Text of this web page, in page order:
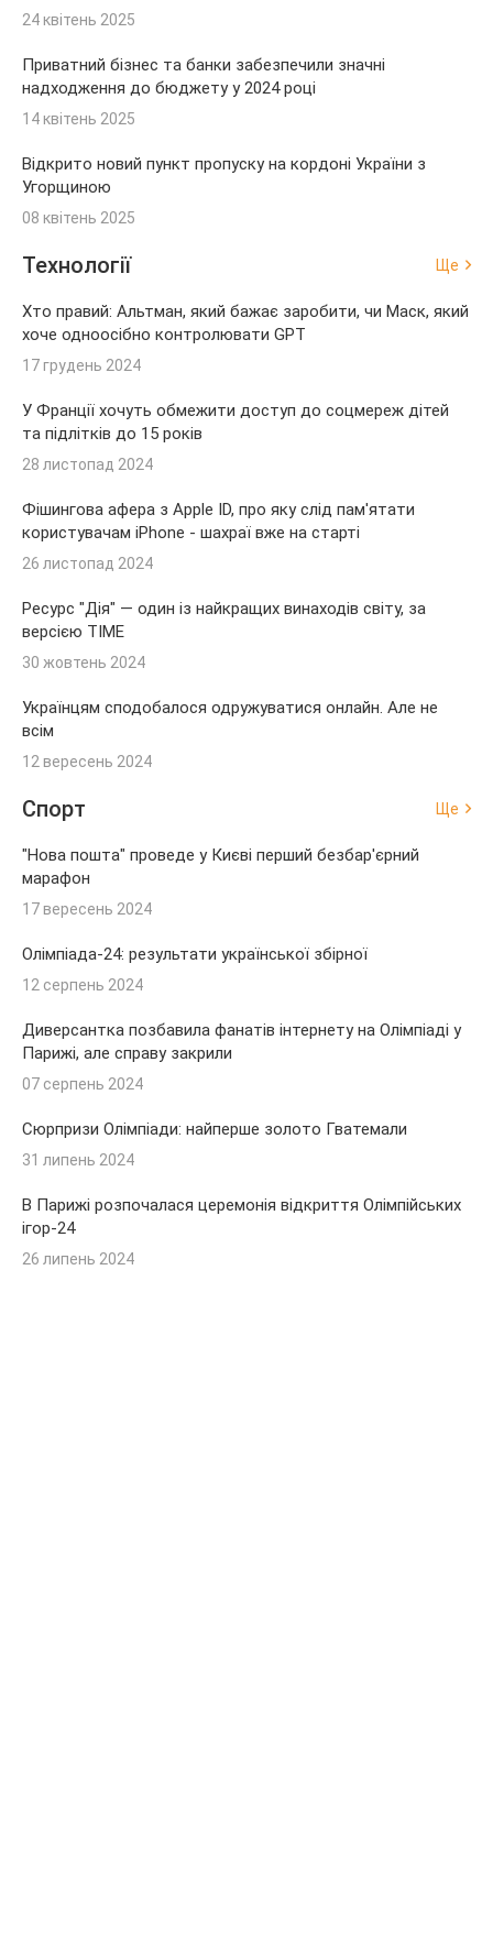
24 квітень 2025
Приватний бізнес та банки забезпечили значні
надходження до бюджету у 2024 році
14 квітень 2025
Відкрито новий пункт пропуску на кордоні України з
Угорщиною
08 квітень 2025
Технології Ще
Хто правий: Альтман, який бажає заробити, чи Маск, який
хоче одноосібно контролювати GPT
17 грудень 2024
У Франції хочуть обмежити доступ до соцмереж дітей
та підлітків до 15 років
28 листопад 2024
Фішингова афера з Apple ID, про яку слід пам'ятати
користувачам iPhone - шахраї вже на старті
26 листопад 2024
Ресурс "Дія" — один із найкращих винаходів світу, за
версією TIME
30 жовтень 2024
Українцям сподобалося одружуватися онлайн. Але не
всім
12 вересень 2024
Спорт Ще
"Нова пошта" проведе у Києві перший безбар'єрний
марафон
17 вересень 2024
Олімпіада-24: результати української збірної
12 серпень 2024
Диверсантка позбавила фанатів інтернету на Олімпіаді у
Парижі, але справу закрили
07 серпень 2024
Сюрпризи Олімпіади: найперше золото Гватемали
31 липень 2024
В Парижі розпочалася церемонія відкриття Олімпійських
ігор-24
26 липень 2024